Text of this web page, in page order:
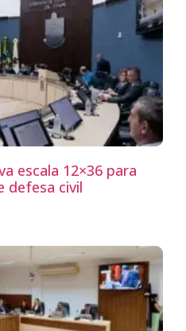
escala 12×36 para
defesa civil